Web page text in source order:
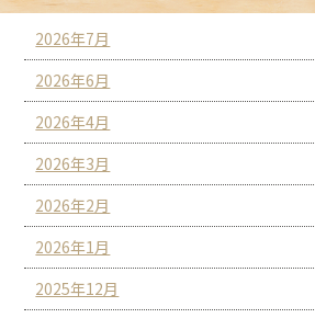
2026年7月
2026年6月
2026年4月
2026年3月
2026年2月
2026年1月
2025年12月